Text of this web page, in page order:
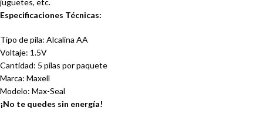
juguetes, etc.
Especificaciones Técnicas:
Tipo de pila: Alcalina AA
Voltaje: 1.5V
Cantidad: 5 pilas por paquete
Marca: Maxell
Modelo: Max-Seal
¡No te quedes sin energía!